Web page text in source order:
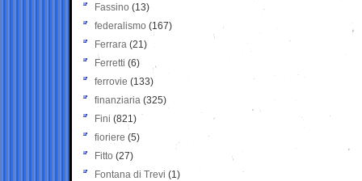
Fassino (13)
federalismo (167)
Ferrara (21)
Ferretti (6)
ferrovie (133)
finanziaria (325)
Fini (821)
fioriere (5)
Fitto (27)
Fontana di Trevi (1)